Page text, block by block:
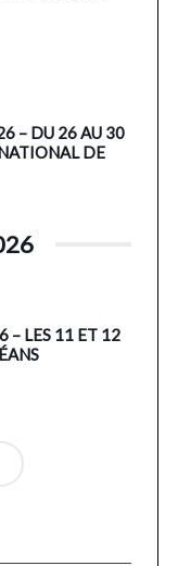
– DU 26 AU 30
DE
– LES 11 ET 12